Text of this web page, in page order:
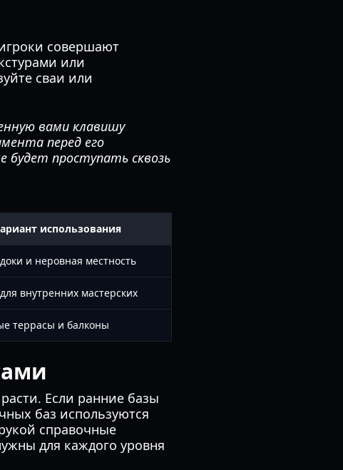
совершают
или
сваи или
вами клавишу
перед его
будет проступать сквозь
использования
и неровная местность
внутренних мастерских
террасы и балконы
Если ранние базы
баз используются
справочные
для каждого уровня